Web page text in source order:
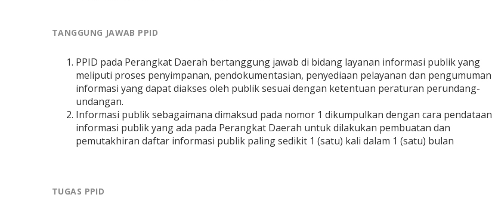
TANGGUNG JAWAB PPID
PPID pada Perangkat Daerah bertanggung jawab di bidang layanan informasi publik yang
meliputi proses penyimpanan, pendokumentasian, penyediaan pelayanan dan pengumuman
informasi yang dapat diakses oleh publik sesuai dengan ketentuan peraturan perundang-
undangan.
Informasi publik sebagaimana dimaksud pada nomor 1 dikumpulkan dengan cara pendataan
informasi publik yang ada pada Perangkat Daerah untuk dilakukan pembuatan dan
pemutakhiran daftar informasi publik paling sedikit 1 (satu) kali dalam 1 (satu) bulan
TUGAS PPID